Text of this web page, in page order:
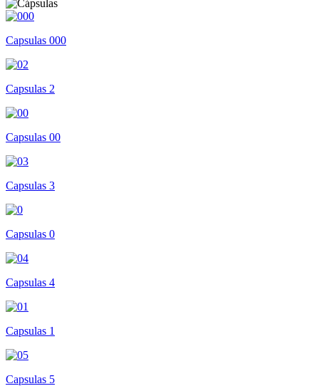
Capsulas 000
Capsulas 2
Capsulas 00
Capsulas 3
Capsulas 0
Capsulas 4
Capsulas 1
Capsulas 5